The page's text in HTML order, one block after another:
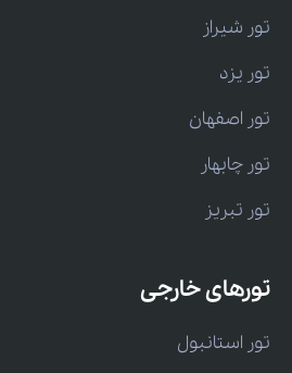
تور شیراز
تور یزد
تور اصفهان
تور چابهار
تور تبریز
تورهای خارجی
تور استانبول